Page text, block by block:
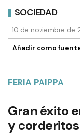
SOCIEDAD
10 de noviembre de
Añadir como
FERIA PAIPPA
Gran éxito
y